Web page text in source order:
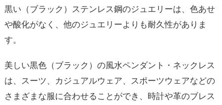
黒い（ブラック）ステンレス鋼のジュエリーは、色あせ
や酸化がなく、他のジュエリーよりも耐久性がありま
す。
美しい黒色（ブラック）の風水ペンダント・ネックレス
は、スーツ、カジュアルウェア、スポーツウェアなどの
さまざまな服に合わせることができ、時計や革のブレス